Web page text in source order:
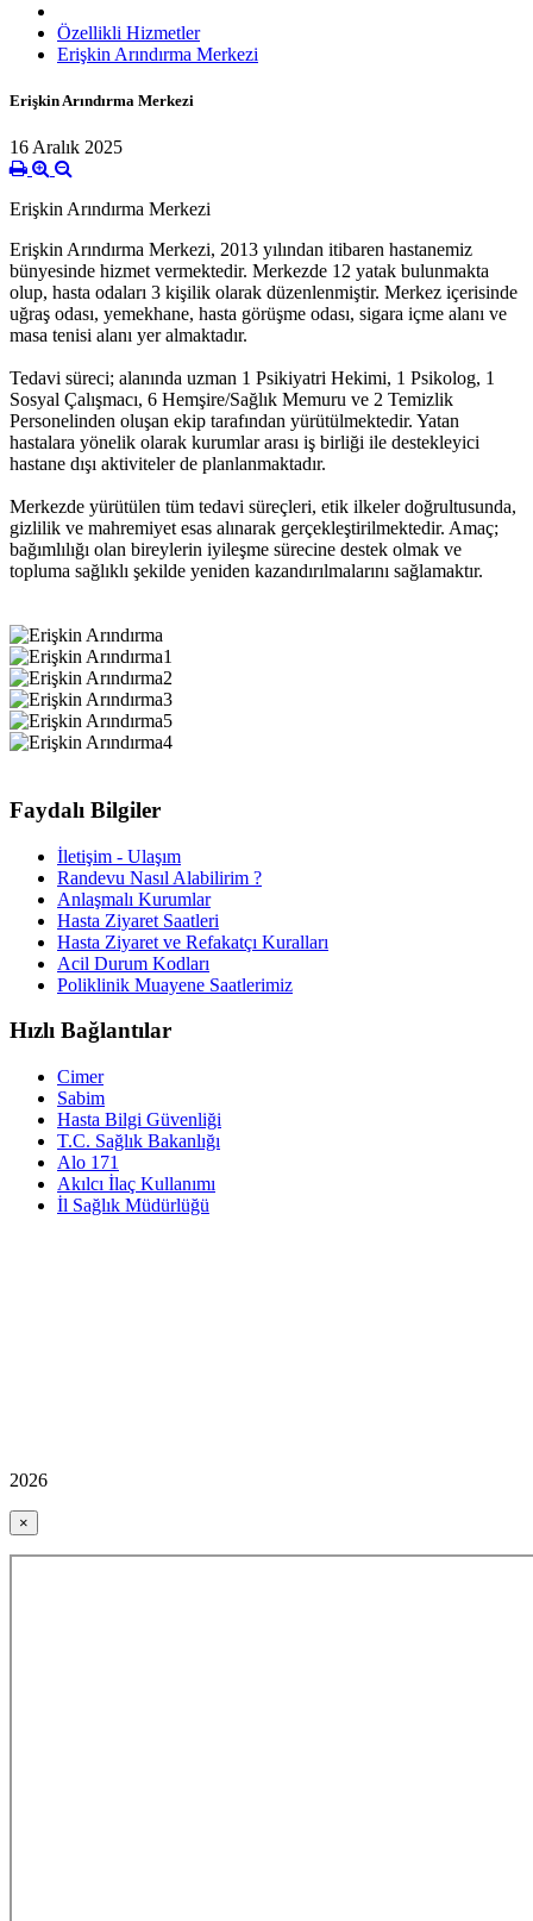
Özellikli Hizmetler
Erişkin Arındırma Merkezi
Erişkin Arındırma Merkezi
16 Aralık 2025
Erişkin Arındırma Merkezi
Erişkin Arındırma Merkezi, 2013 yılından itibaren hastanemiz
bünyesinde hizmet vermektedir. Merkezde 12 yatak bulunmakta
olup, hasta odaları 3 kişilik olarak düzenlenmiştir. Merkez içerisinde
uğraş odası, yemekhane, hasta görüşme odası, sigara içme alanı ve
masa tenisi alanı yer almaktadır.
Tedavi süreci; alanında uzman 1 Psikiyatri Hekimi, 1 Psikolog, 1
Sosyal Çalışmacı, 6 Hemşire/Sağlık Memuru ve 2 Temizlik
Personelinden oluşan ekip tarafından yürütülmektedir. Yatan
hastalara yönelik olarak kurumlar arası iş birliği ile destekleyici
hastane dışı aktiviteler de planlanmaktadır.
Merkezde yürütülen tüm tedavi süreçleri, etik ilkeler doğrultusunda,
gizlilik ve mahremiyet esas alınarak gerçekleştirilmektedir. Amaç;
bağımlılığı olan bireylerin iyileşme sürecine destek olmak ve
topluma sağlıklı şekilde yeniden kazandırılmalarını sağlamaktır.
Faydalı Bilgiler
İletişim - Ulaşım
Randevu Nasıl Alabilirim ?
Anlaşmalı Kurumlar
Hasta Ziyaret Saatleri
Hasta Ziyaret ve Refakatçı Kuralları
Acil Durum Kodları
Poliklinik Muayene Saatlerimiz
Hızlı Bağlantılar
Cimer
Sabim
Hasta Bilgi Güvenliği
T.C. Sağlık Bakanlığı
Alo 171
Akılcı İlaç Kullanımı
İl Sağlık Müdürlüğü
2026
×